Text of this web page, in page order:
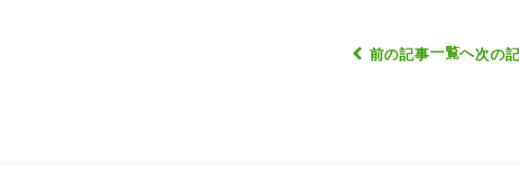
前の記事一覧へ次の